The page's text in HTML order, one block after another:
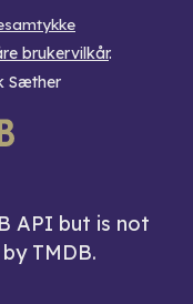
brukervilkår.
Sæther
API but is not
TMDB.